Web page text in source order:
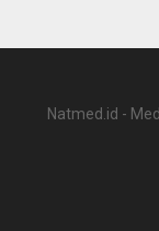
Natmed.id -